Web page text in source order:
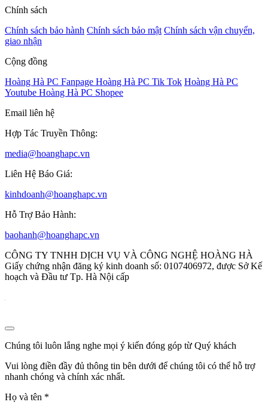
Chính sách
Chính sách bảo hành Chính sách bảo mật Chính sách vận chuyển,
giao nhận
Cộng đồng
Hoàng Hà PC Fanpage Hoàng Hà PC Tik Tok Hoàng Hà PC
Youtube Hoàng Hà PC Shopee
Email liên hệ
Hợp Tác Truyền Thông:
media@hoanghapc.vn
Liên Hệ Báo Giá:
kinhdoanh@hoanghapc.vn
Hỗ Trợ Bảo Hành:
baohanh@hoanghapc.vn
CÔNG TY TNHH DỊCH VỤ VÀ CÔNG NGHỆ HOÀNG HÀ
Giấy chứng nhận đăng ký kinh doanh số: 0107406972, được Sở Kế
hoạch và Đầu tư Tp. Hà Nội cấp
Chúng tôi luôn lắng nghe mọi ý kiến đóng góp từ Quý khách
Vui lòng điền đầy đủ thông tin bên dưới để chúng tôi có thể hỗ trợ
nhanh chóng và chính xác nhất.
Họ và tên *